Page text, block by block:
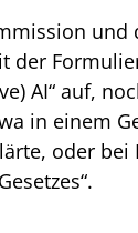
der
AI“ auf,
in einem
oder